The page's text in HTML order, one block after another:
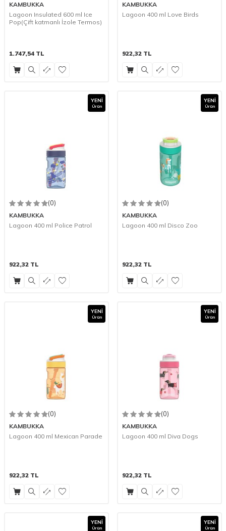
KAMBUKKA
Lagoon Insulated 600 ml Ice
Pop(Çift katmanlı İzole Termos)
1.747,54 TL
KAMBUKKA
Lagoon 400 ml Love Birds
922,32 TL
YENI
Ürün
(0)
KAMBUKKA
Lagoon 400 ml Police Patrol
922,32 TL
YENI
Ürün
(0)
KAMBUKKA
Lagoon 400 ml Disco Zoo
922,32 TL
YENI
Ürün
(0)
KAMBUKKA
Lagoon 400 ml Mexican Parade
922,32 TL
YENI
Ürün
(0)
KAMBUKKA
Lagoon 400 ml Diva Dogs
922,32 TL
YENI
Ürün
YENI
Ürün